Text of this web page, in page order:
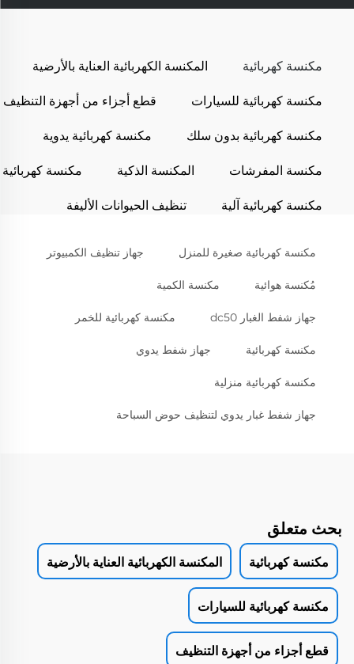
مكنسة كهربائية
المكنسة الكهربائية العناية بالأرضية
مكنسة كهربائية للسيارات
قطع أجزاء من أجهزة التنظيف
مكنسة كهربائية بدون سلك
مكنسة كهربائية يدوية
مكنسة المفرشات
المكنسة الذكية
مكنسة كهربائية
مكنسة كهربائية آلية
تنظيف الحيوانات الأليفة
مكنسة كهربائية صغيرة للمنزل جهاز تنظيف الكمبيوتر
مُكنسة هوائية مكنسة الكمية
جهاز شفط الغبار dc50 مكنسة كهربائية للخمر
مكنسة كهربائية جهاز شفط يدوي
مكنسة كهربائية منزلية
جهاز شفط غبار يدوي لتنظيف حوض السباحة
بحث متعلق
مكنسة كهربائية المكنسة الكهربائية العناية بالأرضية
مكنسة كهربائية للسيارات
قطع أجزاء من أجهزة التنظيف